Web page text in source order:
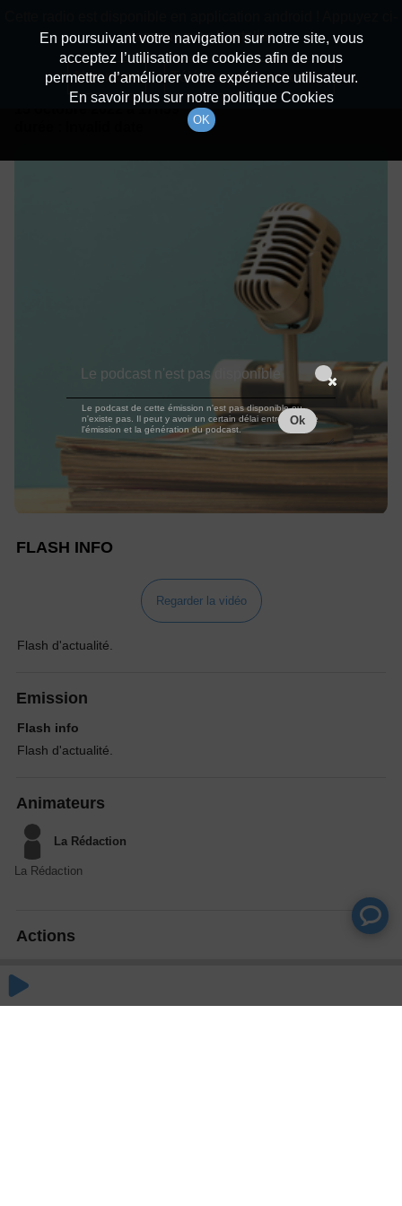
Détails De L'épisode
à 17h59
FLASH INFO
Regarder la vidéo
Flash d'actualité.
Emission
Flash info
Flash d'actualité.
Animateurs
La Rédaction
La Rédaction
Actions
En poursuivant votre navigation sur notre site, vous
acceptez l’utilisation de cookies afin de nous
permettre d’améliorer votre expérience utilisateur.
En savoir plus sur notre politique Cookies
OK
dessous pour l'installer.
Non merci Télécharger l'application
Le podcast n'est pas disponible
Le podcast de cette émission n'est pas disponible ou
n'existe pas. Il peut y avoir un certain délai entre la fin de
l'émission et la génération du podcast.
Ok